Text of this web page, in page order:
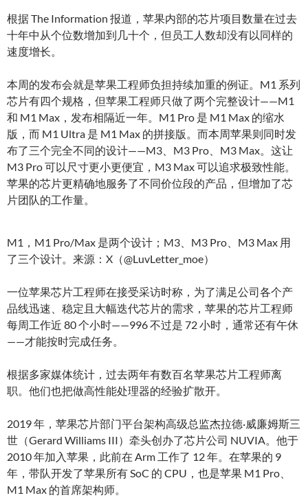
根据 The Information 报道，苹果内部的芯片项目数量在过去
十年中从个位数增加到几十个，但员工人数却没有以同样的
速度增长。
本周的发布会就是苹果工程师负担持续加重的例证。M1 系列
芯片有四个规格，但苹果工程师只做了两个完整设计——M1
和 M1 Max，发布相隔近一年。M1 Pro 是 M1 Max 的缩水
版，而 M1 Ultra 是 M1 Max 的拼接版。而本周苹果则同时发
布了三个完全不同的设计——M3、M3 Pro、M3 Max。这让
M3 Pro 可以尺寸更小更便宜，M3 Max 可以追求极致性能。
苹果的芯片更精确地服务了不同价位段的产品，但增加了芯
片团队的工作量。
M1，M1 Pro/Max 是两个设计；M3、M3 Pro、M3 Max 用
了三个设计。来源：X（@LuvLetter_moe）
一位苹果芯片工程师在接受采访时称，为了满足公司各个产
品线迅速、稳定且大幅迭代芯片的需求，苹果的芯片工程师
每周工作近 80 个小时——996 不过是 72 小时，通常还有午休
——才能按时完成任务。
根据多家媒体统计，过去两年有数百名苹果芯片工程师离
职。他们也把做高性能处理器的经验扩散开。
2019 年，苹果芯片部门平台架构高级总监杰拉德·威廉姆斯三
世（Gerard Williams III）牵头创办了芯片公司 NUVIA。他于
2010 年加入苹果，此前在 Arm 工作了 12 年。在苹果的 9
年，带队开发了苹果所有 SoC 的 CPU，也是苹果 M1 Pro、
M1 Max 的首席架构师。